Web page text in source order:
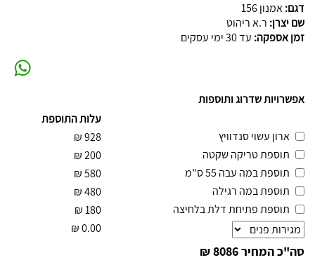
דגם:אמנון 156
שם יצרן: ר.א ריהוט
זמן אספקה: עד 30 ימי עסקים
אפשרויות שדרוג ותוספות
עלות התוספת
ארון עשוי סנדוויץ
928
₪
תוספת טריקה שקטה
200
₪
תוספת במה עבה 55 ס"מ
580
₪
תוספת במה רגילה
480
₪
תוספת פתיחת דלת בלחיצה
180
₪
0.00
₪
סה"כ המחיר8086 ₪